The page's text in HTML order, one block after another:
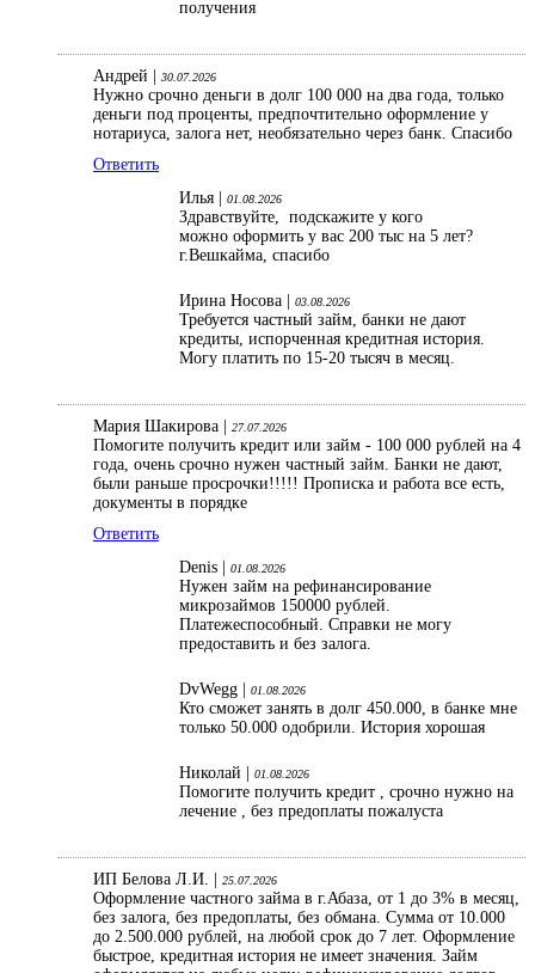
получения
Андрей | 30.07.2026
Нужно срочно деньги в долг 100 000 на два года, только
деньги под проценты, предпочтительно оформление у
нотариуса, залога нет, необязательно через банк. Спасибо
Ответить
Илья |
01.08.2026
Здравствуйте, подскажите у кого
можно оформить у вас 200 тыс на 5 лет?
г.Вешкайма, спасибо
Ирина Носова | 03.08.2026
Требуется частный займ, банки не дают
кредиты, испорченная кредитная история.
Могу платить по 15-20 тысяч в месяц.
Мария Шакирова | 27.07.2026
Помогите получить кредит или займ - 100 000 рублей на 4
года, очень срочно нужен частный займ. Банки не дают,
были раньше просрочки!!!!! Прописка и работа все есть,
документы в порядке
Ответить
Denis |
01.08.2026
Нужен займ на рефинансирование
микрозаймов 150000 рублей.
Платежеспособный. Справки не могу
предоставить и без залога.
DvWegg | 01.08.2026
Кто сможет занять в долг 450.000, в банке мне
только 50.000 одобрили. История хорошая
Николай | 01.08.2026
Помогите получить кредит , срочно нужно на
лечение , без предоплаты пожалуста
ИП Белова Л.И. | 25.07.2026
Оформление частного займа в г.Абаза, от 1 до 3% в месяц,
без залога, без предоплаты, без обмана. Сумма от 10.000
до 2.500.000 рублей, на любой срок до 7 лет. Оформление
быстрое, кредитная история не имеет значения. Займ